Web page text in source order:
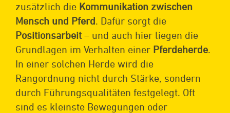
zusätzlich die Kommunikation zwischen
Mensch und Pferd. Dafür sorgt die
Positionsarbeit – und auch hier liegen die
Grundlagen im Verhalten einer Pferdeherde.
In einer solchen Herde wird die
Rangordnung nicht durch Stärke, sondern
durch Führungsqualitäten festgelegt. Oft
sind es kleinste Bewegungen oder